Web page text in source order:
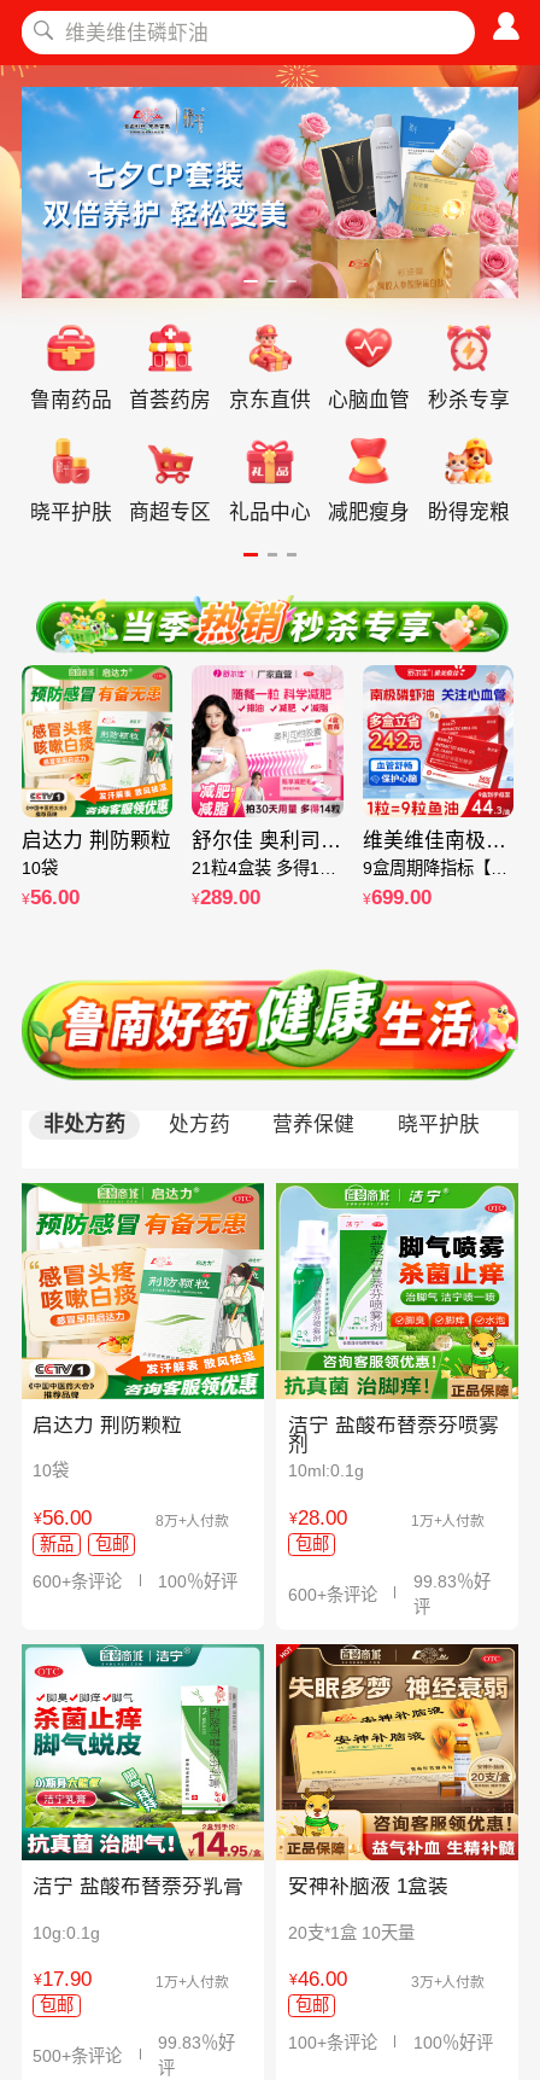
鲁南药品 首荟药房 京东直供 心脑血管 秒杀专享
晓平护肤 商超专区 礼品中心 减肥瘦身 盼得宠粮
-
启达力 荆防颗粒
10袋
¥56.00
舒尔佳 奥利司他胶囊 4盒 减肥 减脂 减重 懒人减肥 科学瘦身 OTC认证减肥
¥289.00
维美维佳南极磷虾油9盒装 5纯南极磷虾油56%海洋磷脂
9盒周期降指标【无效包退】
¥699.00
非处方药 处方药 营养保健 晓平护肤
启达力 荆防颗粒
10袋
¥56.00 8万+人付款
新品
包邮
600+条评论
100％好评
洁宁 盐酸布替萘芬喷雾
剂
10ml:0.1g
¥28.00 1万+人付款
包邮
600+条评论
99.83％好
评
洁宁 盐酸布替萘芬乳膏
10g:0.1g
¥17.90 1万+人付款
包邮
500+条评论
99.83％好
评
安神补脑液 1盒装
20支*1盒 10天量
¥46.00 3万+人付款
包邮
100+条评论
100％好评